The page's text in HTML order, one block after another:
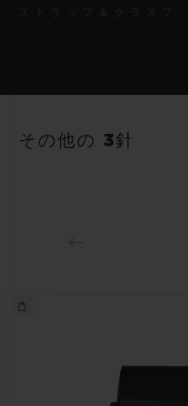
約48時間
ストラップ
その他の 3針